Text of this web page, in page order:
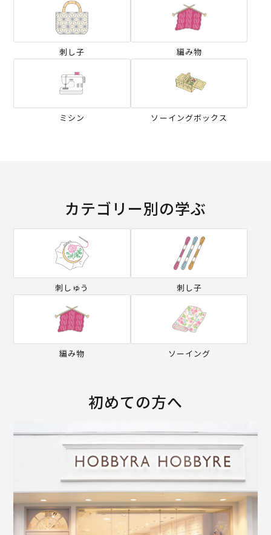
刺し子 編み物
ミシン ソーイングボックス
カテゴリー別の学ぶ
刺しゅう 刺し子
編み物 ソーイング
初めての方へ